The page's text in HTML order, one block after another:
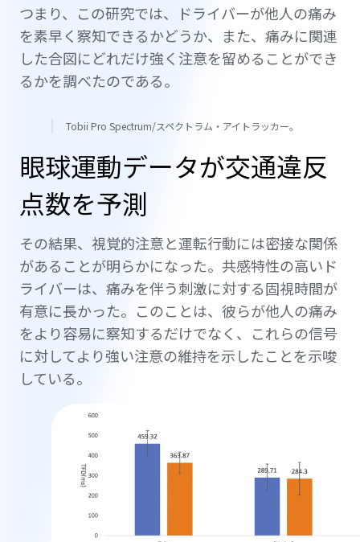
つまり、この研究では、ドライバーが他人の痛み
を素早く察知できるかどうか、また、痛みに関連
した合図にどれだけ強く注意を留めることができ
るかを調べたのである。
Tobii Pro Spectrum/スペクトラム・アイトラッカー。
眼球運動データが交通違反
点数を予測
その結果、視覚的注意と運転行動には密接な関係
があることが明らかになった。共感特性の高いド
ライバーは、痛みを伴う刺激に対する固視時間が
有意に長かった。このことは、彼らが他人の痛み
をより容易に察知するだけでなく、これらの信号
に対してより強い注意の維持を示したことを示唆
している。